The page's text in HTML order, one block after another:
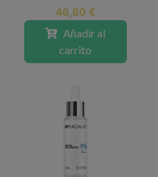
46,80 €
Añadir al
carrito